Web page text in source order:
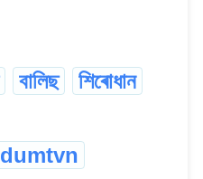
বালিছ শিৰোধান
dumtvn